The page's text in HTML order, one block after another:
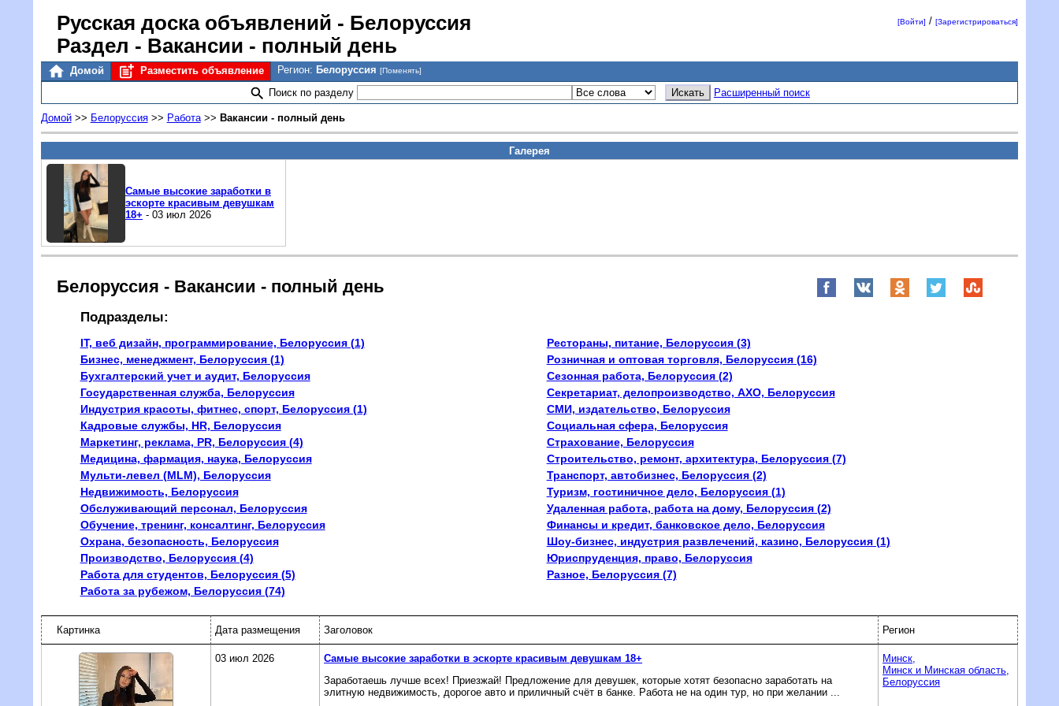
Русская доска объявлений - Белоруссия
Раздел - Вакансии - полный день
[Войти] /[Зарегистрироваться]
Домой Разместить объявление Регион: Белоруссия [Поменять]
Поиск по разделу Расширенный поиск
Домой>> Белоруссия>> Работа>> Вакансии - полный день
Галерея
Самые высокие заработки в
эскорте красивым девушкам
18+ - 03 июл 2026
Белоруссия - Вакансии - полный день
Подразделы:
IT, веб дизайн, программирование, Белоруссия (1)
Бизнес, менеджмент, Белоруссия (1)
Бухгалтерский учет и аудит, Белоруссия
Государственная служба, Белоруссия
Индустрия красоты, фитнес, спорт, Белоруссия (1)
Кадровые службы, HR, Белоруссия
Маркетинг, реклама, PR, Белоруссия (4)
Медицина, фармация, наука, Белоруссия
Мульти-левел (MLM), Белоруссия
Недвижимость, Белоруссия
Обслуживающий персонал, Белоруссия
Обучение, тренинг, консалтинг, Белоруссия
Охрана, безопасность, Белоруссия
Производство, Белоруссия (4)
Работа для студентов, Белоруссия (5)
Работа за рубежом, Белоруссия (74)
Рестораны, питание, Белоруссия (3)
Розничная и оптовая торговля, Белоруссия (16)
Сезонная работа, Белоруссия (2)
Секретариат, делопроизводство, АХО, Белоруссия
СМИ, издательство, Белоруссия
Социальная сфера, Белоруссия
Страхование, Белоруссия
Строительство, ремонт, архитектура, Белоруссия (7)
Транспорт, автобизнес, Белоруссия (2)
Туризм, гостиничное дело, Белоруссия (1)
Удаленная работа, работа на дому, Белоруссия (2)
Финансы и кредит, банковское дело, Белоруссия
Шоу-бизнес, индустрия развлечений, казино, Белоруссия (1)
Юриспруденция, право, Белоруссия
Разное, Белоруссия (7)
Картинка Дата размещения Заголовок Регион
03 июл 2026
Самые высокие заработки в эскорте красивым девушкам 18+
Заработаешь лучше всех! Приезжай! Предложение для девушек, которые хотят безопасно заработать на
элитную недвижимость, дорогое авто и приличный счёт в банке. Работа не на один тур, но при желании ...
Минск,
Минск и Минская область,
Белоруссия